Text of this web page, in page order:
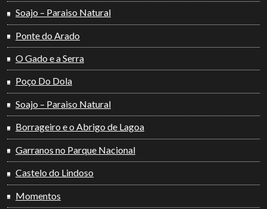
Soajo – Paraiso Natural
Ponte do Arado
O Gado e a Serra
Poço Do Dola
Soajo – Paraiso Natural
Borrageiro e o Abrigo de Lagoa
Garranos no Parque Nacional
Castelo do Lindoso
Momentos